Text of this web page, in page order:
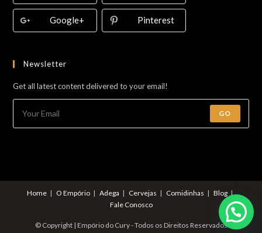
Google+ Pinterest
Newsletter
Get all latest content delivered to your email!
GO
Home O Empório Adega Cervejas Comidinhas
Blog
Fale Conosco
© Copyright | Empório do Cury - Todos os Direitos Reservados